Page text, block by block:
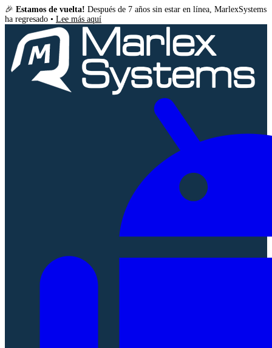
🎉 Estamos de vuelta! Después de 7 años sin estar en línea, MarlexSystems
ha regresado • Lee más aquí